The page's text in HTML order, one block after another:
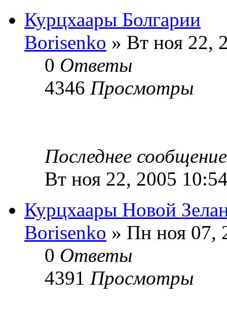
Курцхаары Болгарии
Borisenko » Вт ноя 22,
0 Ответы
4346 Просмотры
Последнее
Вт ноя 22, 2005
Курцхаары Новой
Borisenko » Пн ноя 07,
0 Ответы
4391 Просмотры